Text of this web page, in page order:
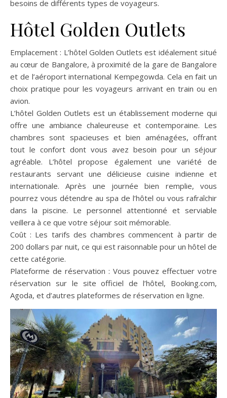
besoins de différents types de voyageurs.
Hôtel Golden Outlets
Emplacement : L’hôtel Golden Outlets est idéalement situé
au cœur de Bangalore, à proximité de la gare de Bangalore
et de l’aéroport international Kempegowda. Cela en fait un
choix pratique pour les voyageurs arrivant en train ou en
avion.
L’hôtel Golden Outlets est un établissement moderne qui
offre une ambiance chaleureuse et contemporaine. Les
chambres sont spacieuses et bien aménagées, offrant
tout le confort dont vous avez besoin pour un séjour
agréable. L’hôtel propose également une variété de
restaurants servant une délicieuse cuisine indienne et
internationale. Après une journée bien remplie, vous
pourrez vous détendre au spa de l’hôtel ou vous rafraîchir
dans la piscine. Le personnel attentionné et serviable
veillera à ce que votre séjour soit mémorable.
Coût : Les tarifs des chambres commencent à partir de
200 dollars par nuit, ce qui est raisonnable pour un hôtel de
cette catégorie.
Plateforme de réservation : Vous pouvez effectuer votre
réservation sur le site officiel de l’hôtel, Booking.com,
Agoda, et d’autres plateformes de réservation en ligne.